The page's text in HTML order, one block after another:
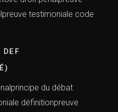
testimoniale code
DEF
du débat
définitionpreuve